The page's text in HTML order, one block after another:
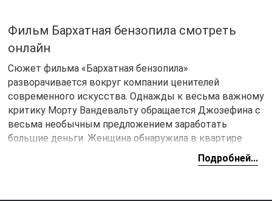
Фильм Бархатная бензопила смотреть
онлайн
Сюжет фильма «Бархатная бензопила»
разворачивается вокруг компании ценителей
современного искусства. Однажды к весьма важному
критику Морту Вандевальту обращается Джозефина с
весьма необычным предложением заработать
большие деньги. Женщина обнаружила в квартире
своего умершего соседа множество ценных картин. В
итоге они решают выставить ценные произведения
Подробней...